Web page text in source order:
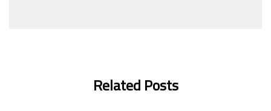
Related Posts